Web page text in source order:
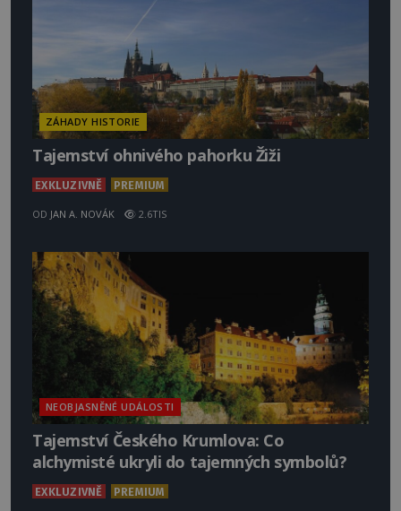
ZÁHADY HISTORIE
Tajemství ohnivého pahorku Žiži
EXKLUZIVNĚ PREMIUM
OD JAN A. NOVÁK 2.6TIS
NEOBJASNĚNÉ UDÁLOSTI
Tajemství Českého Krumlova: Co
alchymisté ukryli do tajemných symbolů?
EXKLUZIVNĚ PREMIUM